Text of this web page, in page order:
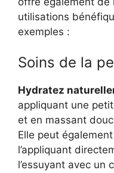
utilisations
exemples :
Soins de la
Hydratez
appliquant une
et en massant
Elle peut
l’appliquant
l’essuyant avec un